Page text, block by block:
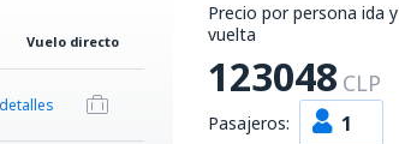
Precio por persona ida y
vuelta
123048 CLP
Pasajeros: 1
Vuelo directo
detalles